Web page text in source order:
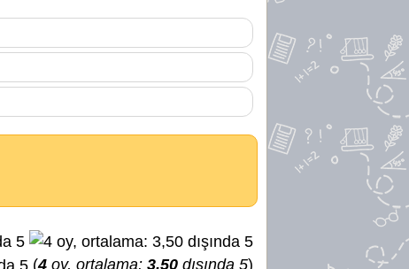
(4 oy, ortalama: 3,50 dışında 5)